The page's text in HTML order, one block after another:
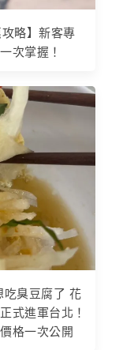
略】新客專
次掌握！
吃臭豆腐了 花
式進軍台北！
格一次公開